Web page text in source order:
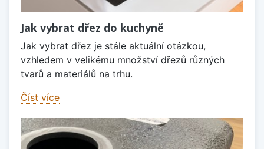
Jak vybrat dřez do kuchyně
Jak vybrat dřez je stále aktuální otázkou,
vzhledem v velikému množství dřezů různých
tvarů a materiálů na trhu.
Číst více